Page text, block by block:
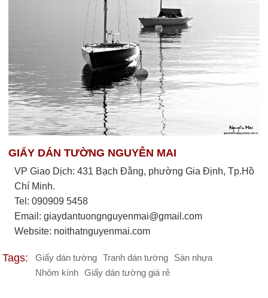
GIẤY DÁN TƯỜNG NGUYỄN MAI
VP Giao Dịch: 431 Bạch Đằng, phường Gia Định, Tp.Hồ
Chí Minh.
Tel: 090909 5458
Email:giaydantuongnguyenmai@gmail.com
Website: noithatnguyenmai.com
Tags: Giấy dán tường Tranh dán tường
Sàn nhựa
Nhôm kính
Giấy dán tường giá rẻ